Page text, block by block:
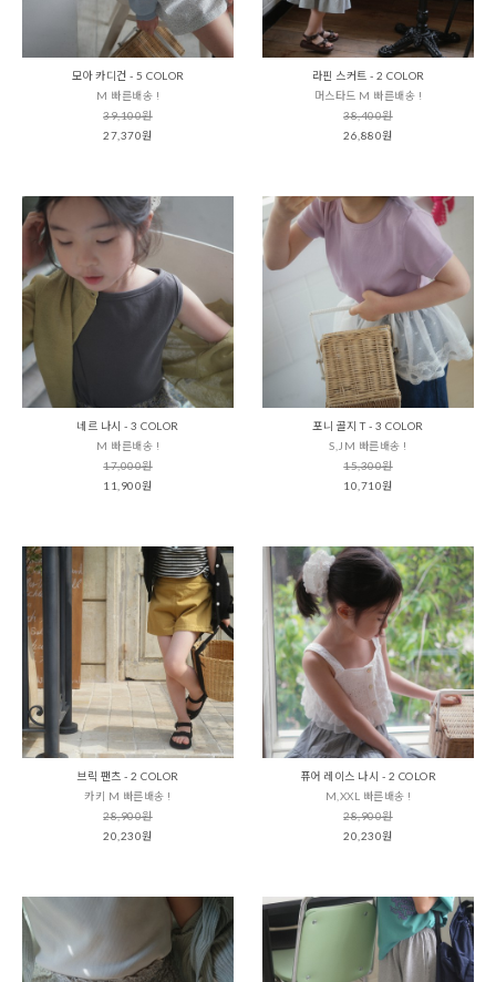
모아 카디건 - 5 COLOR
M 빠른배송 !
39,100원
27,370원
라핀 스커트 - 2 COLOR
머스타드 M 빠른배송 !
38,400원
26,880원
네르 나시 - 3 COLOR
M 빠른배송 !
17,000원
11,900원
포니 골지 T - 3 COLOR
S,JM 빠른배송 !
15,300원
10,710원
브릭 팬츠 - 2 COLOR
카키 M 빠른배송 !
28,900원
20,230원
퓨어 레이스 나시 - 2 COLOR
M,XXL 빠른배송 !
28,900원
20,230원